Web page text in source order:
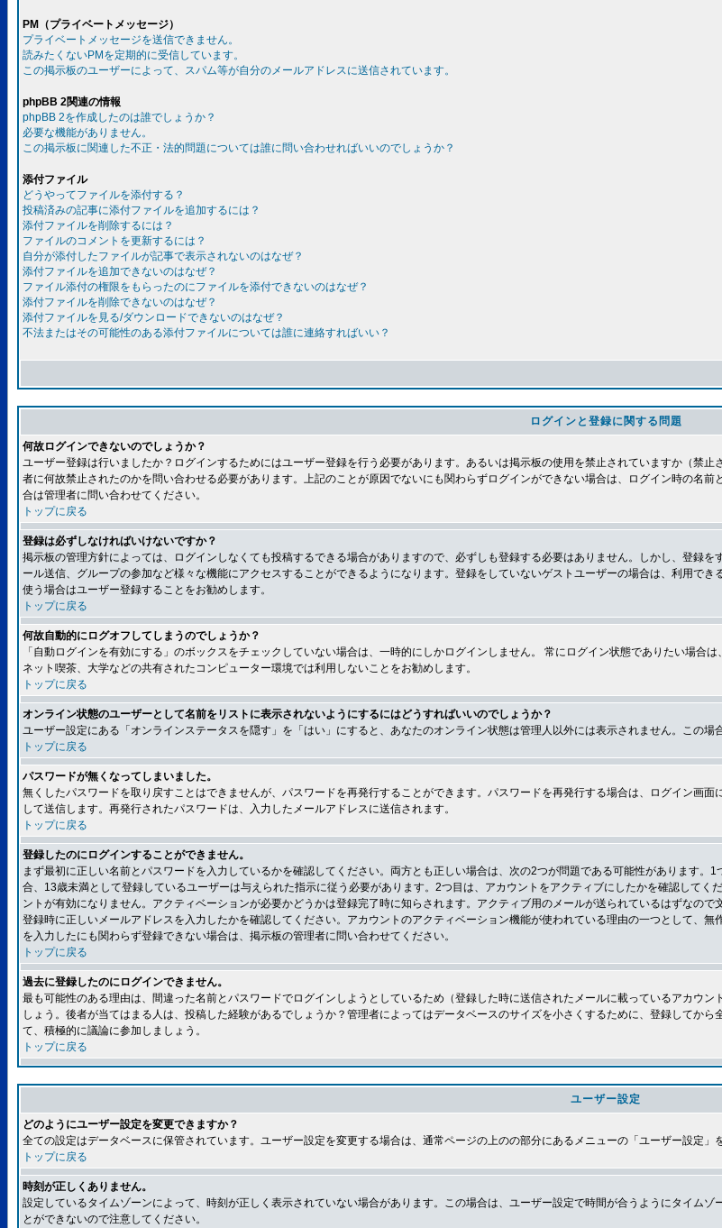
PM（プライベートメッセージ）
プライベートメッセージを送信できません。
読みたくないPMを定期的に受信しています。
この掲示板のユーザーによって、スパム等が自分のメールアドレスに送信されています。
phpBB 2関連の情報
phpBB 2を作成したのは誰でしょうか？
必要な機能がありません。
この掲示板に関連した不正・法的問題については誰に問い合わせればいいのでしょうか？
添付ファイル
どうやってファイルを添付する？
投稿済みの記事に添付ファイルを追加するには？
添付ファイルを削除するには？
ファイルのコメントを更新するには？
自分が添付したファイルが記事で表示されないのはなぜ？
添付ファイルを追加できないのはなぜ？
ファイル添付の権限をもらったのにファイルを添付できないのはなぜ？
添付ファイルを削除できないのはなぜ？
添付ファイルを見る/ダウンロードできないのはなぜ？
不法またはその可能性のある添付ファイルについては誰に連絡すればいい？
ログインと登録に関する問題
何故ログインできないのでしょうか？
ユーザー登録は行いましたか？ログインするためにはユーザー登録を行う必要があります。あるいは掲示板の使用を禁止されていますか（禁
者に何故禁止されたのかを問い合わせる必要があります。上記のことが原因でないにも関わらずログインができない場合は、ログイン時の名
合は管理者に問い合わせてください。
トップに戻る
登録は必ずしなければいけないですか？
掲示板の管理方針によっては、ログインしなくても投稿するできる場合がありますので、必ずしも登録する必要はありません。しかし、登録
ール送信、グループの参加など様々な機能にアクセスすることができるようになります。登録をしていないゲストユーザーの場合は、利用で
使う場合はユーザー登録することをお勧めします。
トップに戻る
何故自動的にログオフしてしまうのでしょうか？
「自動ログインを有効にする」のボックスをチェックしていない場合は、一時的にしかログインしません。 常にログイン状態でありたい場
ネット喫茶、大学などの共有されたコンピューター環境では利用しないことをお勧めします。
トップに戻る
オンライン状態のユーザーとして名前をリストに表示されないようにするにはどうすればいいのでしょうか？
ユーザー設定にある「オンラインステータスを隠す」を「はい」にすると、あなたのオンライン状態は管理人以外には表示されません。この場
トップに戻る
パスワードが無くなってしまいました。
無くしたパスワードを取り戻すことはできませんが、パスワードを再発行することができます。パスワードを再発行する場合は、ログイン画
して送信します。再発行されたパスワードは、入力したメールアドレスに送信されます。
トップに戻る
登録したのにログインすることができません。
まず最初に正しい名前とパスワードを入力しているかを確認してください。両方とも正しい場合は、次の2つが問題である可能性があります
合、13歳未満として登録しているユーザーは与えられた指示に従う必要があります。2つ目は、アカウントをアクティブにしたかを確認して
ントが有効になりません。アクティベーションが必要かどうかは登録完了時に知らされます。アクティブ用のメールが送られているはずなの
登録時に正しいメールアドレスを入力したかを確認してください。アカウントのアクティベーション機能が使われている理由の一つとして、
を入力したにも関わらず登録できない場合は、掲示板の管理者に問い合わせてください。
トップに戻る
過去に登録したのにログインできません。
最も可能性のある理由は、間違った名前とパスワードでログインしようとしているため（登録した時に送信されたメールに載っているアカウ
しょう。後者が当てはまる人は、投稿した経験があるでしょうか？管理者によってはデータベースのサイズを小さくするために、登録してか
て、積極的に議論に参加しましょう。
トップに戻る
ユーザー設定
どのようにユーザー設定を変更できますか？
全ての設定はデータベースに保管されています。ユーザー設定を変更する場合は、通常ページの上のの部分にあるメニューの「ユーザー設定
トップに戻る
時刻が正しくありません。
設定しているタイムゾーンによって、時刻が正しく表示されていない場合があります。この場合は、ユーザー設定で時間が合うようにタイム
とができないので注意してください。